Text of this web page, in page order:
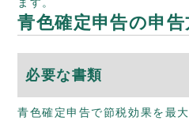
ます。
青色確定申告の申告
必要な書類
青色確定申告で節税効果を最